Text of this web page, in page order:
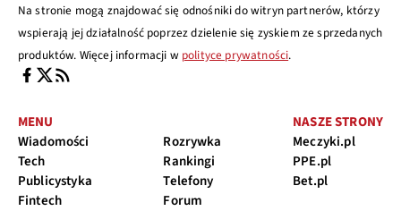
Na stronie mogą znajdować się odnośniki do witryn partnerów, którzy
wspierają jej działalność poprzez dzielenie się zyskiem ze sprzedanych
produktów. Więcej informacji w polityce prywatności.
MENU
Wiadomości
Tech
Publicystyka
Fintech
Rozrywka
Rankingi
Telefony
Forum
NASZE STRONY
Meczyki.pl
PPE.pl
Bet.pl